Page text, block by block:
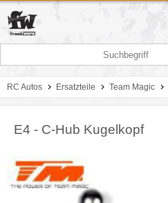
RC Autos Ersatzteile Team Magic
E4 - C-Hub Kugelkopf